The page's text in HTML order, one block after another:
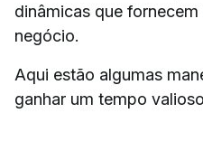
dinâmicas que
negócio.
Aqui estão algumas
ganhar um tempo